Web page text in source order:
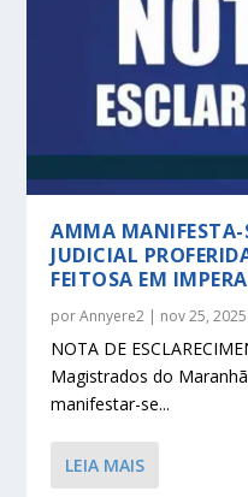
AMMA MANIFESTA-
JUDICIAL
FEITOSA EM
porAnnyere2 | nov 25, 2025
NOTA DE
Magistrados do
manifestar-se...
LEIA MAIS